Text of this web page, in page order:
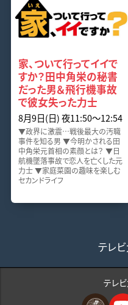
家、ついて行ってイイで
すか？田中角栄の秘書
だった男＆飛行機事故
で彼女失った力士
8月9日(日) 夜11:50〜12:54
▼政界に激震…戦後最大の汚職
事件を知る男 ▼今明かされる田
中角栄元首相の素顔とは？ ▼日
航機墜落事故で恋人を亡くした元
力士 ▼家庭菜園の趣味を楽しむ
セカンドライフ
テレ
テレビ